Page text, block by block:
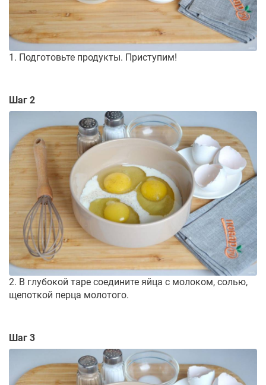
1. Подготовьте продукты. Приступим!
Шаг 2
2. В глубокой таре соедините яйца с молоком, солью,
щепоткой перца молотого.
Шаг 3